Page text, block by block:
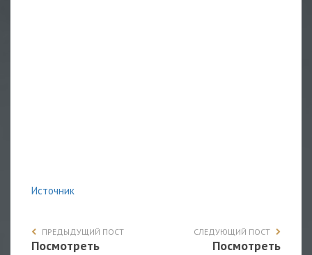
Источник
ПРЕДЫДУЩИЙ ПОСТ
Посмотреть
СЛЕДУЮЩИЙ ПОСТ
Посмотреть